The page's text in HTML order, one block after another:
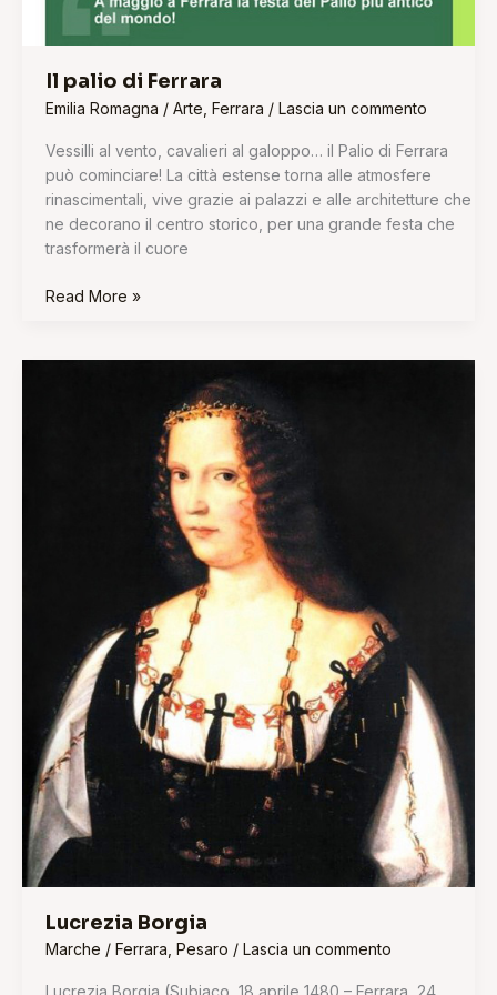
Il palio di Ferrara
Emilia Romagna / Arte Ferrara / Lascia un commento
Vessilli al vento, cavalieri al galoppo… il Palio di Ferrara
può cominciare! La città estense torna alle atmosfere
rinascimentali, vive grazie ai palazzi e alle architetture che
ne decorano il centro storico, per una grande festa che
trasformerà il cuore
Read More »
Lucrezia Borgia
Marche / Ferrara, Pesaro / Lascia un commento